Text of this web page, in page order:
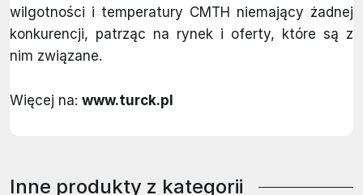
wilgotności i temperatury CMTH niemający żadnej
konkurencji, patrząc na rynek i oferty, które są z
nim związane.
Więcej na: www.turck.pl
Inne produkty z kategorii